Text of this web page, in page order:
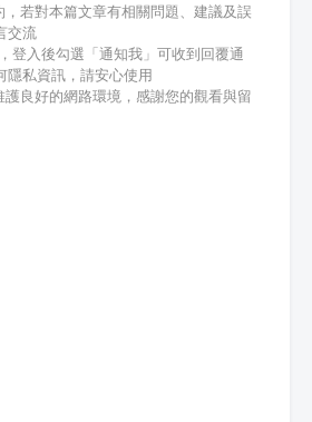
若對本篇文章有相關問題、建議及誤
交流
登入後勾選「通知我」可收到回覆通
隱私資訊，請安心使用
良好的網路環境，感謝您的觀看與留